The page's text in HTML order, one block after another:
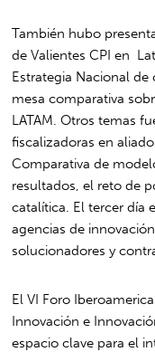
También hubo
de Valientes CPI en
Estrategia Nacional
mesa comparativa
LATAM. Otros temas
fiscalizadoras en
Comparativa de
resultados, el reto de
catalítica. El tercer día
agencias de
solucionadores y
El VI Foro
Innovación e
espacio clave para el